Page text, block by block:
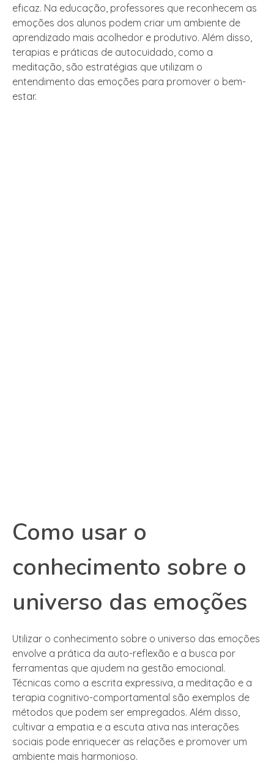
eficaz. Na educação, professores que reconhecem as
emoções dos alunos podem criar um ambiente de
aprendizado mais acolhedor e produtivo. Além disso,
terapias e práticas de autocuidado, como a
meditação, são estratégias que utilizam o
entendimento das emoções para promover o bem-
estar.
Como usar o
conhecimento sobre o
universo das emoções
Utilizar o conhecimento sobre o universo das emoções
envolve a prática da auto-reflexão e a busca por
ferramentas que ajudem na gestão emocional.
Técnicas como a escrita expressiva, a meditação e a
terapia cognitivo-comportamental são exemplos de
métodos que podem ser empregados. Além disso,
cultivar a empatia e a escuta ativa nas interações
sociais pode enriquecer as relações e promover um
ambiente mais harmonioso.